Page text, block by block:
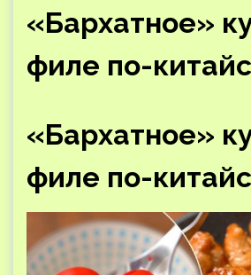
«Бархатное»
филе по-
«Бархатное»
филе по-